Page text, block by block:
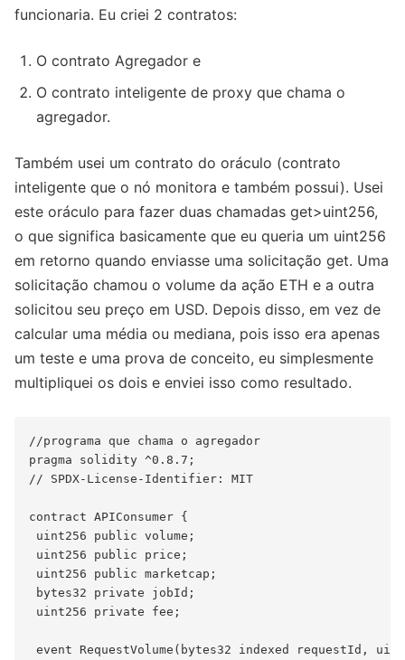
funcionaria. Eu criei 2 contratos:
O contrato Agregador e
O contrato inteligente de proxy que chama o
agregador.
Também usei um contrato do oráculo (contrato
inteligente que o nó monitora e também possui). Usei
este oráculo para fazer duas chamadas get>uint256,
o que significa basicamente que eu queria um uint256
em retorno quando enviasse uma solicitação get. Uma
solicitação chamou o volume da ação ETH e a outra
solicitou seu preço em USD. Depois disso, em vez de
calcular uma média ou mediana, pois isso era apenas
um teste e uma prova de conceito, eu simplesmente
multipliquei os dois e enviei isso como resultado.
//programa que chama o agregador
pragma solidity ^0.8.7;
// SPDX-License-Identifier: MIT
contract APIConsumer {
uint256 public volume;
uint256 public price;
uint256 public marketcap;
bytes32 private jobId;
uint256 private fee;
event RequestVolume(bytes32 indexed requestId,